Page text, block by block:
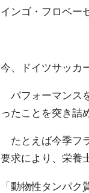
インゴ・フロベー
今、ドイツサッカ
パフォーマンス
ったことを突き詰
たとえば今季フ
要求により、栄養
「動物性タンパ